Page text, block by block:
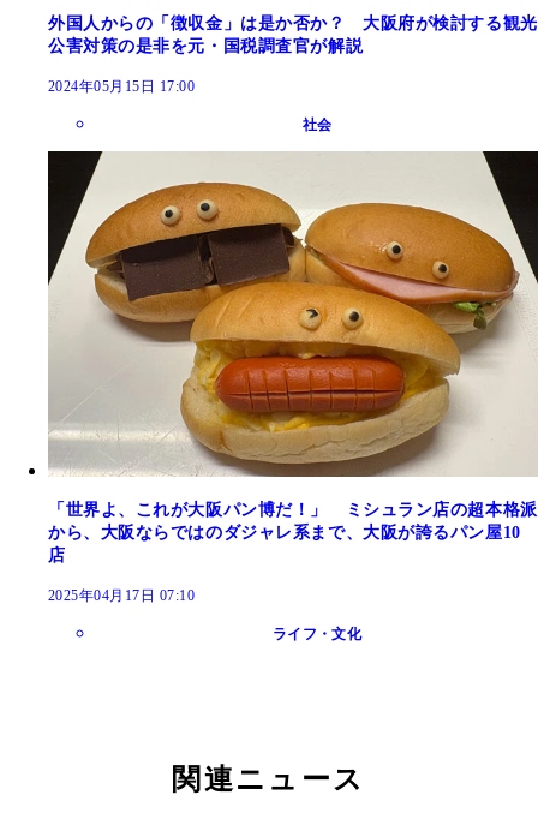
外国人からの「徴収金」は是か否か？ 大阪府が検討する観光
公害対策の是非を元・国税調査官が解説
2024年05月15日 17:00
社会
「世界よ、これが大阪パン博だ！」 ミシュラン店の超本格派
から、大阪ならではのダジャレ系まで、大阪が誇るパン屋10
店
2025年04月17日 07:10
ライフ・文化
関連ニュース